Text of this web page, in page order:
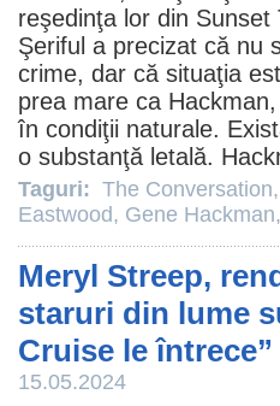
reşedinţa lor din
Şeriful a precizat că nu
crime, dar că situaţia
prea mare ca
în condiţii naturale.
o substanţă letală.
Taguri: The Conversation,
Eastwood, Gene Hackman,
Meryl Streep,
staruri din lume
Cruise le întrece”
15.05.2024